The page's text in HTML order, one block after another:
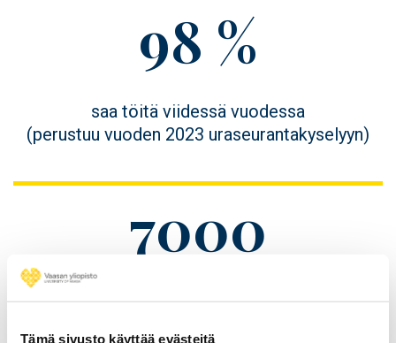
Tämä sivusto käyttää evästeitä
Figure
value
98 %
description
saa töitä viidessä vuodessa
(perustuu vuoden 2023 uraseurantakyselyyn)
Figure
value
7000
Figure
uutta opiskelijakaveria